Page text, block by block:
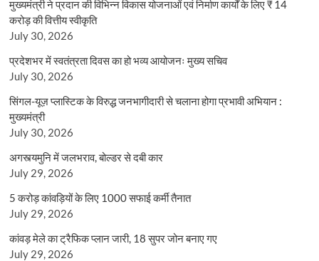
मुख्यमंत्री ने प्रदान की विभिन्न विकास योजनाओं एवं निर्माण कार्यों के लिए ₹ 14
करोड़ की वित्तीय स्वीकृति
July 30, 2026
प्रदेशभर में स्वतंत्रता दिवस का हो भव्य आयोजनः मुख्य सचिव
July 30, 2026
सिंगल-यूज़ प्लास्टिक के विरुद्ध जनभागीदारी से चलाना होगा प्रभावी अभियान :
मुख्यमंत्री
July 30, 2026
अगस्त्यमुनि में जलभराव, बोल्डर से दबी कार
July 29, 2026
5 करोड़ कांवड़ियों के लिए 1000 सफाई कर्मी तैनात
July 29, 2026
कांवड़ मेले का ट्रैफिक प्लान जारी, 18 सुपर जोन बनाए गए
July 29, 2026